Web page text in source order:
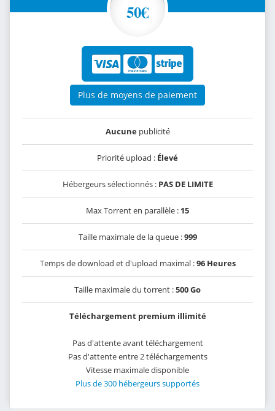
50€
Plus de moyens de paiement
Aucunepublicité
Priorité upload : Élevé
Hébergeurs sélectionnés : PAS DE LIMITE
Max Torrent en parallèle : 15
Taille maximale de la queue :999
Temps de download et d'upload maximal :96 Heures
Taille maximale du torrent :500 Go
Téléchargement premium illimité
Pas d'attente avant téléchargement
Pas d'attente entre 2 téléchargements
Vitesse maximale disponible
Plus de 300 hébergeurs supportés